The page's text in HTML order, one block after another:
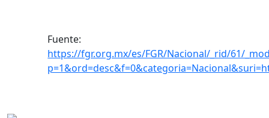
Fuente:
https://fgr.org.mx/es/FGR/Nacional/_rid/61/